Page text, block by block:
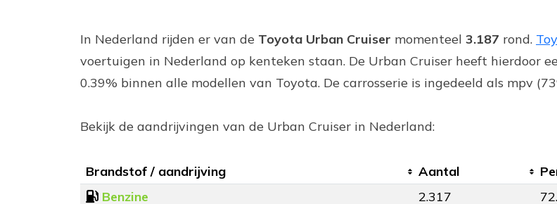
In Nederland rijden er van de Toyota Urban Cruiser momenteel 3.187 rond.
voertuigen in Nederland op kenteken staan. De Urban Cruiser heeft hierdoor
0.39% binnen alle modellen van Toyota. De carrosserie is ingedeeld als mpv
Bekijk de aandrijvingen van de Urban Cruiser in Nederland:
Brandstof / aandrijving Aantal
Benzine
2.317